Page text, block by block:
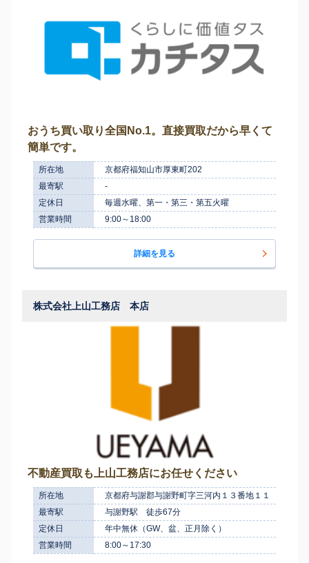
おうち買い取り全国No.1。直接買取だから早くて
簡単です。
所在地
京都府福知山市厚東町202
最寄駅
-
定休日
毎週水曜、第一・第三・第五火曜
営業時間
9:00～18:00
詳細を見る
株式会社上山工務店 本店
不動産買取も上山工務店にお任せください
所在地
京都府与謝郡与謝野町字三河内１３番地１１
最寄駅
与謝野駅 徒歩67分
定休日
年中無休（GW、盆、正月除く）
営業時間
8:00～17:30